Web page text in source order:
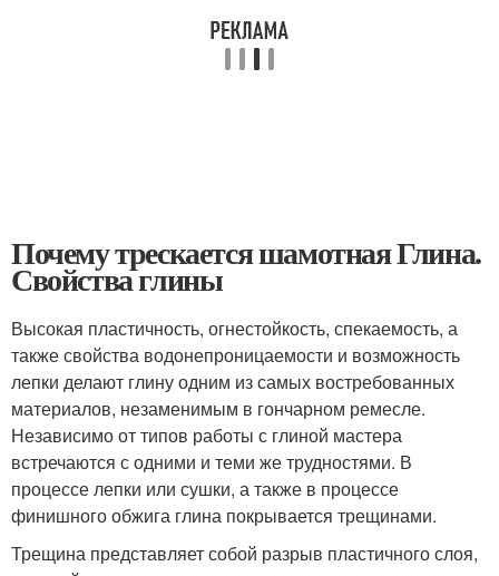
Почему трескается шамотная Глина.
Свойства глины
Высокая пластичность, огнестойкость, спекаемость, а
также свойства водонепроницаемости и возможность
лепки делают глину одним из самых востребованных
материалов, незаменимым в гончарном ремесле.
Независимо от типов работы с глиной мастера
встречаются с одними и теми же трудностями. В
процессе лепки или сушки, а также в процессе
финишного обжига глина покрывается трещинами.
Трещина представляет собой разрыв пластичного слоя,